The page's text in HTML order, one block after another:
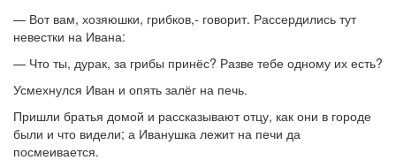
— Вот вам, хозяюшки, грибков,- говорит. Рассердились тут
невестки на Ивана:
— Что ты, дурак, за грибы принёс? Разве тебе одному их есть?
Усмехнулся Иван и опять залёг на печь.
Пришли братья домой и рассказывают отцу, как они в городе
были и что видели; а Иванушка лежит на печи да
посмеивается.